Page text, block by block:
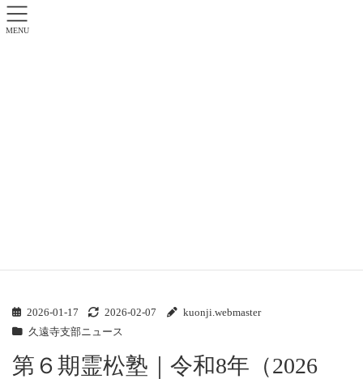
2026-01-17 2026-02-07
kuonji.webmaster
久遠寺支部ニュース
第６期霊松塾｜令和8年（2026
MENU